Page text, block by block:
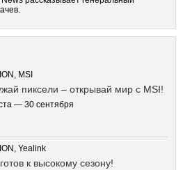
MSI
пиксели – открывай мир с MSI!
— 30 сентября
Yealink
к высокому сезону!